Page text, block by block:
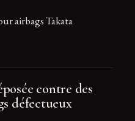
contre des
défectueux